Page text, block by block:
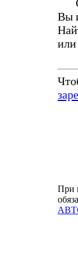
Вы
или
При